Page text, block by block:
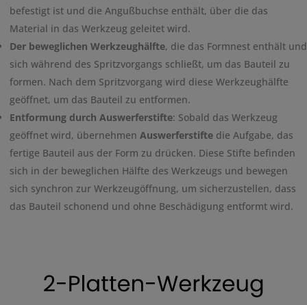
befestigt ist und die Angußbuchse enthält, über die das
Material in das Werkzeug geleitet wird.
Der beweglichen Werkzeughälfte, die das Formnest enthält und
sich während des Spritzvorgangs schließt, um das Bauteil zu
formen. Nach dem Spritzvorgang wird diese Werkzeughälfte
geöffnet, um das Bauteil zu entformen.
Entformung durch Auswerferstifte: Sobald das Werkzeug
geöffnet wird, übernehmen Auswerferstifte die Aufgabe, das
fertige Bauteil aus der Form zu drücken. Diese Stifte befinden
sich in der beweglichen Hälfte des Werkzeugs und bewegen
sich synchron zur Werkzeugöffnung, um sicherzustellen, dass
das Bauteil schonend und ohne Beschädigung entformt wird.